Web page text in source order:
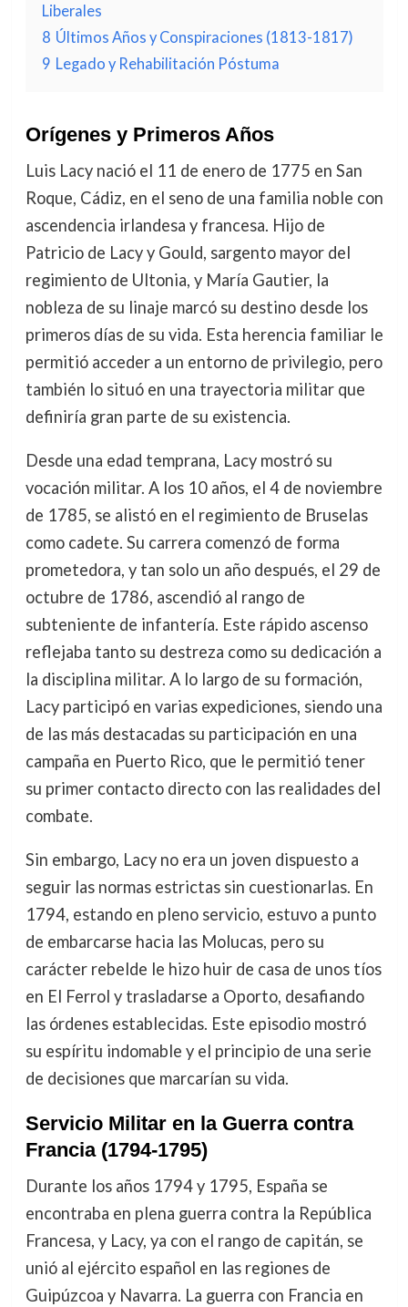
Liberales
8 Últimos Años y Conspiraciones (1813-1817)
9 Legado y Rehabilitación Póstuma
Orígenes y Primeros Años
Luis Lacy nació el 11 de enero de 1775 en San
Roque, Cádiz, en el seno de una familia noble con
ascendencia irlandesa y francesa. Hijo de
Patricio de Lacy y Gould, sargento mayor del
regimiento de Ultonia, y María Gautier, la
nobleza de su linaje marcó su destino desde los
primeros días de su vida. Esta herencia familiar le
permitió acceder a un entorno de privilegio, pero
también lo situó en una trayectoria militar que
definiría gran parte de su existencia.
Desde una edad temprana, Lacy mostró su
vocación militar. A los 10 años, el 4 de noviembre
de 1785, se alistó en el regimiento de Bruselas
como cadete. Su carrera comenzó de forma
prometedora, y tan solo un año después, el 29 de
octubre de 1786, ascendió al rango de
subteniente de infantería. Este rápido ascenso
reflejaba tanto su destreza como su dedicación a
la disciplina militar. A lo largo de su formación,
Lacy participó en varias expediciones, siendo una
de las más destacadas su participación en una
campaña en Puerto Rico, que le permitió tener
su primer contacto directo con las realidades del
combate.
Sin embargo, Lacy no era un joven dispuesto a
seguir las normas estrictas sin cuestionarlas. En
1794, estando en pleno servicio, estuvo a punto
de embarcarse hacia las Molucas, pero su
carácter rebelde le hizo huir de casa de unos tíos
en El Ferrol y trasladarse a Oporto, desafiando
las órdenes establecidas. Este episodio mostró
su espíritu indomable y el principio de una serie
de decisiones que marcarían su vida.
Servicio Militar en la Guerra contra
Francia (1794-1795)
Durante los años 1794 y 1795, España se
encontraba en plena guerra contra la República
Francesa, y Lacy, ya con el rango de capitán, se
unió al ejército español en las regiones de
Guipúzcoa y Navarra. La guerra con Francia en